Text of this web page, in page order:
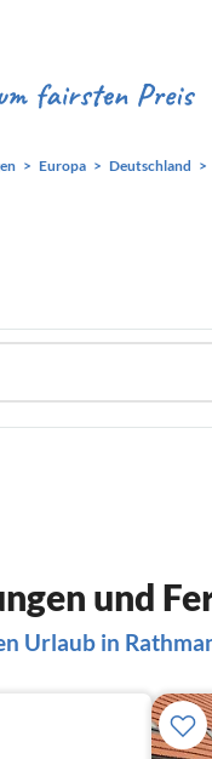
Europa Deutschland
und
Urlaub in